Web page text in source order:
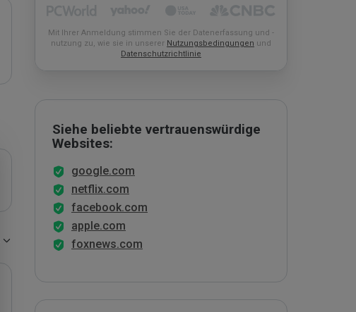
Mit Ihrer Anmeldung stimmen Sie der Datenerfassung und -
nutzung zu, wie sie in unserer Nutzungsbedingungen und
Datenschutzrichtlinie
Siehe beliebte vertrauenswürdige
Websites:
google.com
netflix.com
facebook.com
apple.com
foxnews.com